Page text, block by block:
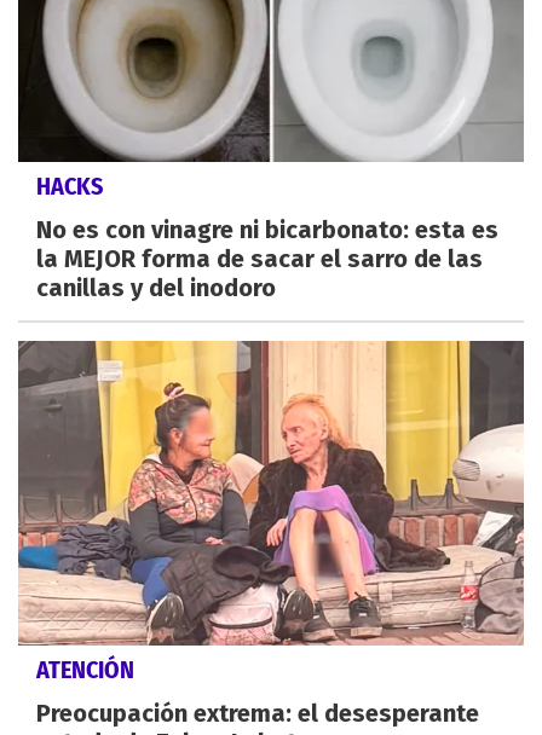
HACKS
No es con vinagre ni bicarbonato: esta es
la MEJOR forma de sacar el sarro de las
canillas y del inodoro
ATENCIÓN
Preocupación extrema: el desesperante